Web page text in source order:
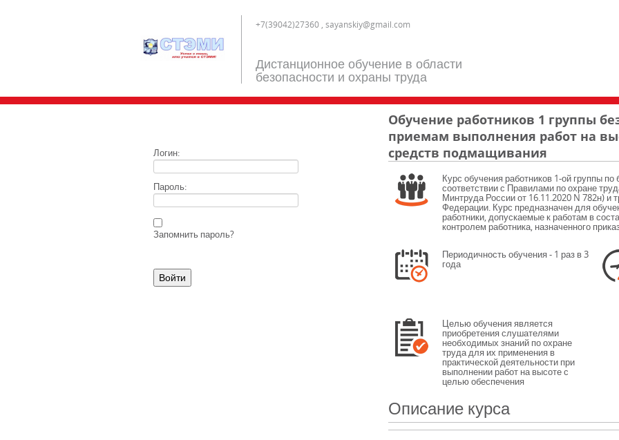
+7(39042)27360 , sayanskiy@gmail.com
Дистанционное обучение в области
безопасности и охраны труда
Логин:
Пароль:
Запомнить пароль?
Обучение работников 1 группы
приемам выполнения работ на
средств подмащивания
Курс обучения работников 1-ой группы
соответствии с Правилами по охране
Минтруда России от 16.11.2020 N 782н) и
Федерации. Курс предназначен для
работники, допускаемые к работам в
контролем работника, назначенного
Периодичность обучения - 1 раз в 3
года
Целью обучения является
приобретения слушателями
необходимых знаний по охране
труда для их применения в
практической деятельности при
выполнении работ на высоте с
целью обеспечения
профилактических мер по
травматизма и профессиональной
заболеваемости.
В результате прохождения
Описание курса